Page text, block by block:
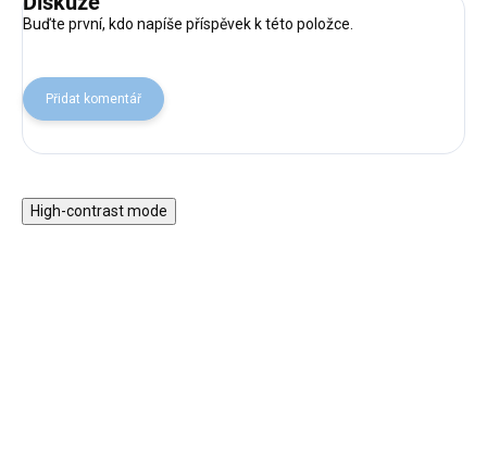
Buďte první, kdo napíše příspěvek k této položce.
Přidat komentář
High-contrast mode